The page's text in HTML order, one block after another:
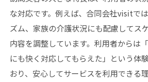
な対応です。例えば、合同会社visitで
ズム、家族の介護状況にも配慮してス
内容を調整しています。利用者からは
にも快く対応してもらえた」という体
おり、安心してサービスを利用できる